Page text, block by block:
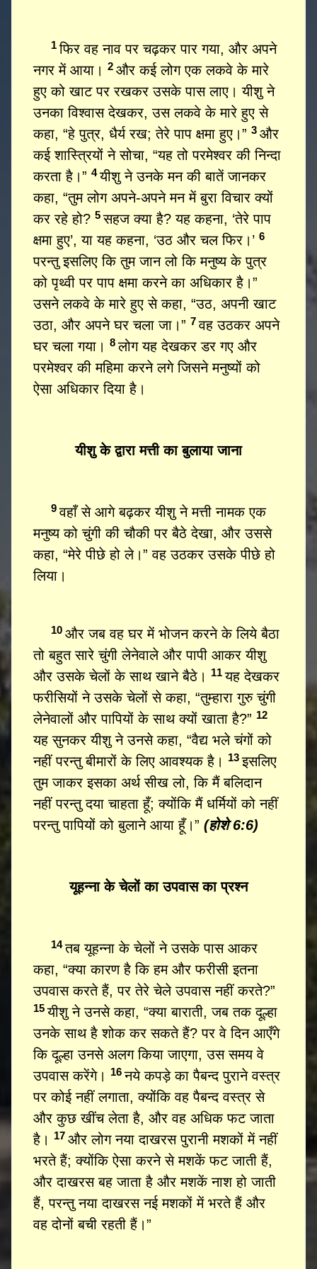
1फिर वह नाव पर चढ़कर पार गया, और अपने
नगर में आया।2 और कई लोग एक लकवे के मारे
हुए को खाट पर रखकर उसके पास लाए। यीशु ने
उनका विश्वास देखकर, उस लकवे के मारे हुए से
कहा, “हे पुत्र, धैर्य रख; तेरे पाप क्षमा हुए।”3 और
कई शास्त्रियों ने सोचा, “यह तो परमेश्वर की निन्दा
करता है।”4यीशु ने उनके मन की बातें जानकर
कहा, “तुम लोग अपने-अपने मन में बुरा विचार क्यों
कर रहे हो?5सहज क्या है? यह कहना, ‘तेरे पाप
क्षमा हुए’, या यह कहना, ‘उठ और चल फिर।’6
परन्तु इसलिए कि तुम जान लो कि मनुष्य के पुत्र
को पृथ्वी पर पाप क्षमा करने का अधिकार है।”
उसने लकवे के मारे हुए से कहा, “उठ, अपनी खाट
उठा, और अपने घर चला जा।” 7वह उठकर अपने
घर चला गया।8लोग यह देखकर डर गए और
परमेश्वर की महिमा करने लगे जिसने मनुष्यों को
ऐसा अधिकार दिया है।
यीशु के द्वारा मत्ती का बुलाया जाना
9वहाँ से आगे बढ़कर यीशु ने मत्ती नामक एक
मनुष्य को चुंगी की चौकी पर बैठे देखा, और उससे
कहा, “मेरे पीछे हो ले।” वह उठकर उसके पीछे हो
लिया।
10 और जब वह घर में भोजन करने के लिये बैठा
तो बहुत सारे चुंगी लेनेवाले और पापी आकर यीशु
और उसके चेलों के साथ खाने बैठे।
11यह देखकर
फरीसियों ने उसके चेलों से कहा, “तुम्हारा गुरु चुंगी
लेनेवालों और पापियों के साथ क्यों खाता है?” 12
यह सुनकर यीशु ने उनसे कहा, “वैद्य भले चंगों को
नहीं परन्तु बीमारों के लिए आवश्यक है।
13इसलिए
तुम जाकर इसका अर्थ सीख लो, कि मैं बलिदान
नहीं परन्तु दया चाहता हूँ; क्योंकि मैं धर्मियों को नहीं
परन्तु पापियों को बुलाने आया हूँ।”(होशे 6:6)
यूहन्ना के चेलों का उपवास का प्रश्न
14तब यूहन्ना के चेलों ने उसके पास आकर
कहा, “क्या कारण है कि हम और फरीसी इतना
उपवास करते हैं, पर तेरे चेले उपवास नहीं करते?”
15यीशु ने उनसे कहा, “क्या बाराती, जब तक दूल्हा
उनके साथ है शोक कर सकते हैं? पर वे दिन आएँगे
कि दूल्हा उनसे अलग किया जाएगा, उस समय वे
उपवास करेंगे।
16नये कपड़े का पैबन्द पुराने वस्त्र
पर कोई नहीं लगाता, क्योंकि वह पैबन्द वस्त्र से
और कुछ खींच लेता है, और वह अधिक फट जाता
है।
17 और लोग नया दाखरस पुरानी मशकों में नहीं
भरते हैं; क्योंकि ऐसा करने से मशकें फट जाती हैं,
और दाखरस बह जाता है और मशकें नाश हो जाती
हैं, परन्तु नया दाखरस नई मशकों में भरते हैं और
वह दोनों बची रहती हैं।”